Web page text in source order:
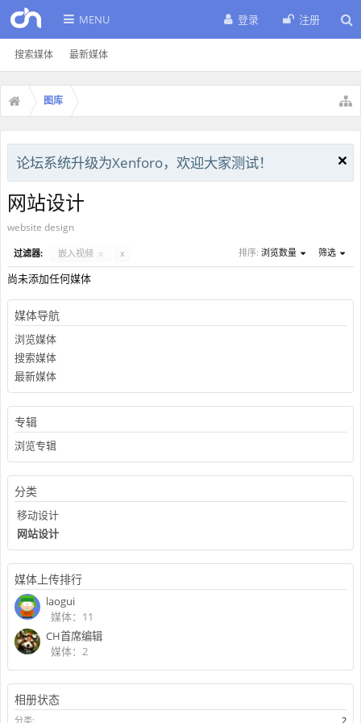
MENU
搜索媒体 最新媒体
登录 注册
图库
论坛系统升级为Xenforo，欢迎大家测试！
网站设计
website design
过滤器: 嵌入视频 x x 排序: 浏览数量 筛选
尚未添加任何媒体
媒体导航
浏览媒体
搜索媒体
最新媒体
专辑
浏览专辑
分类
移动设计
网站设计
媒体上传排行
laogui
媒体：11
CH首席编辑
媒体：2
相册状态
分类: 2